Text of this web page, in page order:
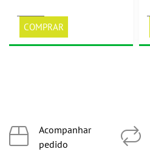
COMPRAR
Acompanhar
pedido